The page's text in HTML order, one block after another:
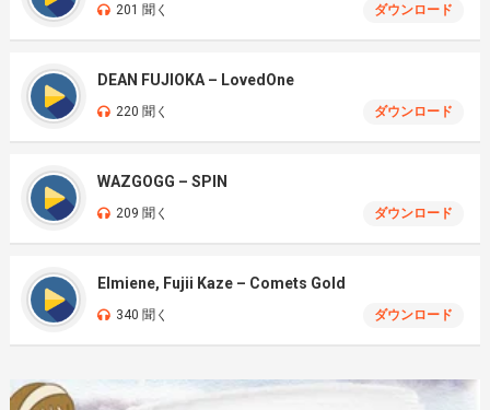
201 聞く ダウンロード
DEAN FUJIOKA – LovedOne
220 聞く ダウンロード
WAZGOGG – SPIN
209 聞く ダウンロード
Elmiene, Fujii Kaze – Comets Gold
340 聞く ダウンロード